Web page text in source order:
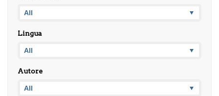
Lingua
Autore